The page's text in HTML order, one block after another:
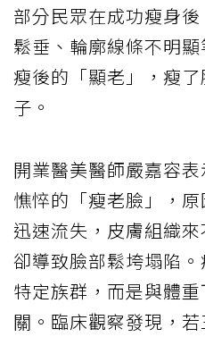
部分民眾在成功瘦身
鬆垂、輪廓線條不明
瘦後的「顯老」，瘦
子。
開業醫美醫師嚴嘉容
憔悴的「瘦老臉」，
迅速流失，皮膚組織
卻導致臉部鬆垮塌陷
特定族群，而是與體
關。臨床觀察發現，